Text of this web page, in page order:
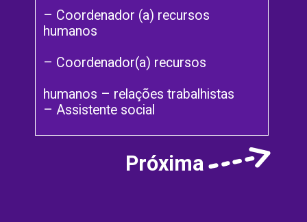
– Coordenador (a) recursos
humanos
– Coordenador(a) recursos
humanos – relações trabalhistas
– Assistente social
Próxima